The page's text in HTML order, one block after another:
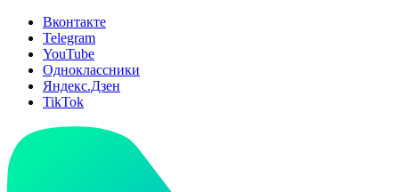
Вконтакте
Telegram
YouTube
Одноклассники
Яндекс.Дзен
TikTok